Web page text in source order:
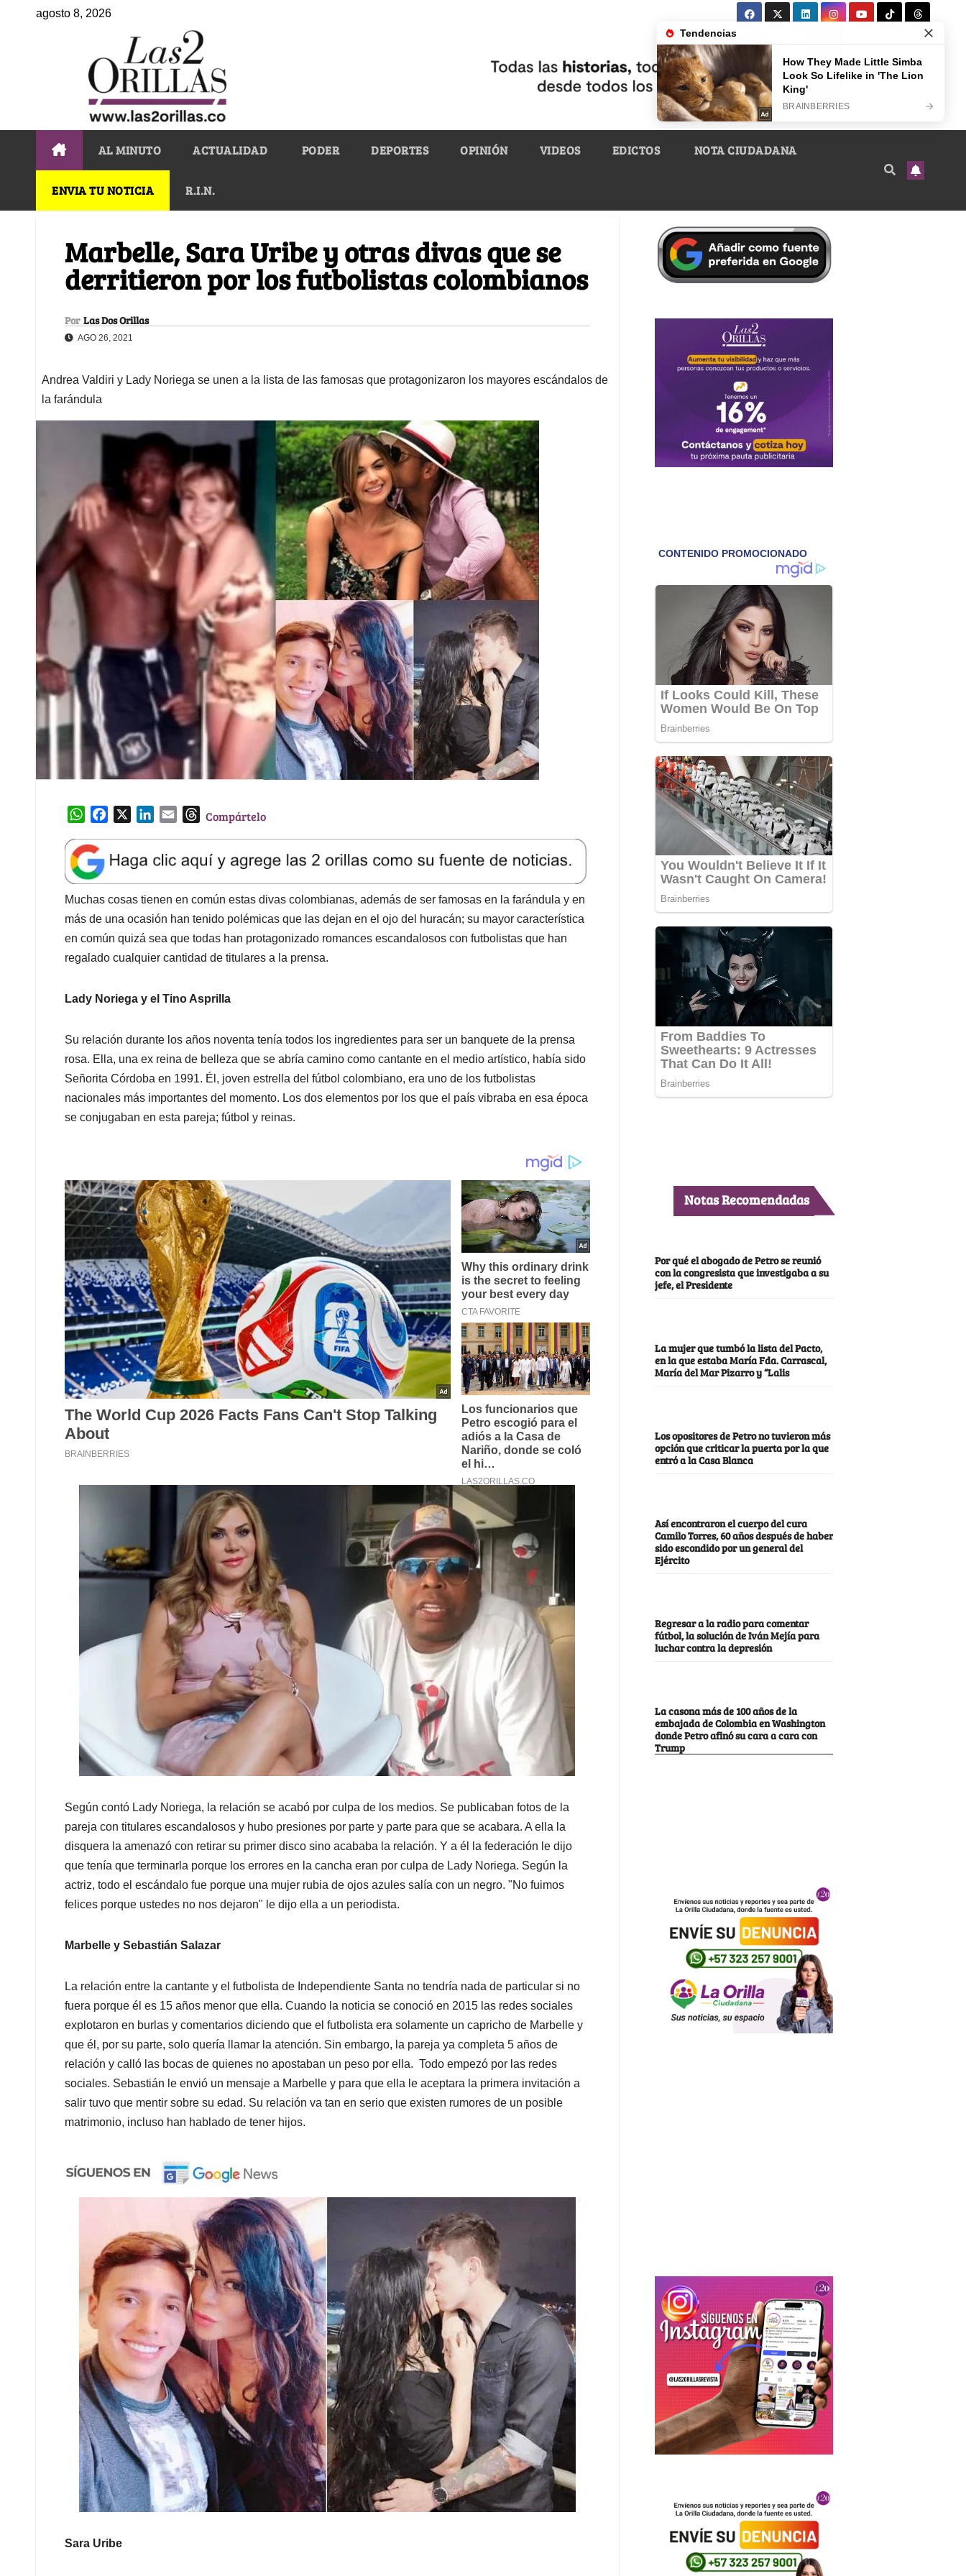
agosto 8, 2026
AL MINUTO ACTUALIDAD PODER DEPORTES OPINIÓN VIDEOS EDICTOS NOTA CIUDADANA
ENVIA TU NOTICIA R.I.N.
Marbelle, Sara Uribe y otras divas que se
derritieron por los futbolistas colombianos
Por Las Dos Orillas
AGO 26, 2021
Andrea Valdiri y Lady Noriega se unen a la lista de las famosas que protagonizaron los mayores escándalos de
la farándula
W
a
t
s
A
p
p
e
b
o
o
k
k
e
d
I
n
l
T
e
a
d
s
Compártelo
Muchas cosas tienen en común estas divas colombianas, además de ser famosas en la farándula y en
más de una ocasión han tenido polémicas que las dejan en el ojo del huracán; su mayor característica
en común quizá sea que todas han protagonizado romances escandalosos con futbolistas que han
regalado cualquier cantidad de titulares a la prensa.
Lady Noriega y el Tino Asprilla
Su relación durante los años noventa tenía todos los ingredientes para ser un banquete de la prensa
rosa. Ella, una ex reina de belleza que se abría camino como cantante en el medio artístico, había sido
Señorita Córdoba en 1991. Él, joven estrella del fútbol colombiano, era uno de los futbolistas
nacionales más importantes del momento. Los dos elementos por los que el país vibraba en esa época
se conjugaban en esta pareja; fútbol y reinas.
Según contó Lady Noriega, la relación se acabó por culpa de los medios. Se publicaban fotos de la
pareja con titulares escandalosos y hubo presiones por parte y parte para que se acabara. A ella la
disquera la amenazó con retirar su primer disco sino acababa la relación. Y a él la federación le dijo
que tenía que terminarla porque los errores en la cancha eran por culpa de Lady Noriega. Según la
actriz, todo el escándalo fue porque una mujer rubia de ojos azules salía con un negro. "No fuimos
felices porque ustedes no nos dejaron" le dijo ella a un periodista.
Marbelle y Sebastián Salazar
La relación entre la cantante y el futbolista de Independiente Santa no tendría nada de particular si no
fuera porque él es 15 años menor que ella. Cuando la noticia se conoció en 2015 las redes sociales
explotaron en burlas y comentarios diciendo que el futbolista era solamente un capricho de Marbelle y
que él, por su parte, solo quería llamar la atención. Sin embargo, la pareja ya completa 5 años de
relación y calló las bocas de quienes no apostaban un peso por ella. Todo empezó por las redes
sociales. Sebastián le envió un mensaje a Marbelle y para que ella le aceptara la primera invitación a
salir tuvo que mentir sobre su edad. Su relación va tan en serio que existen rumores de un posible
matrimonio, incluso han hablado de tener hijos.
Sara Uribe
Notas Recomendadas
Por qué el abogado de Petro se reunió
con la congresista que investigaba a su
jefe, el Presidente
La mujer que tumbó la lista del Pacto,
en la que estaba María Fda. Carrascal,
María del Mar Pizarro y “Lalis
Los opositores de Petro no tuvieron más
opción que criticar la puerta por la que
entró a la Casa Blanca
Así encontraron el cuerpo del cura
Camilo Torres, 60 años después de haber
sido escondido por un general del
Ejército
Regresar a la radio para comentar
fútbol, la solución de Iván Mejía para
luchar contra la depresión
La casona más de 100 años de la
embajada de Colombia en Washington
donde Petro afinó su cara a cara con
Trump